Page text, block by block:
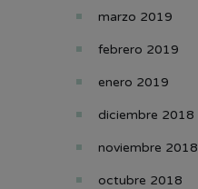
marzo 2019
febrero 2019
enero 2019
diciembre 2018
noviembre 2018
octubre 2018